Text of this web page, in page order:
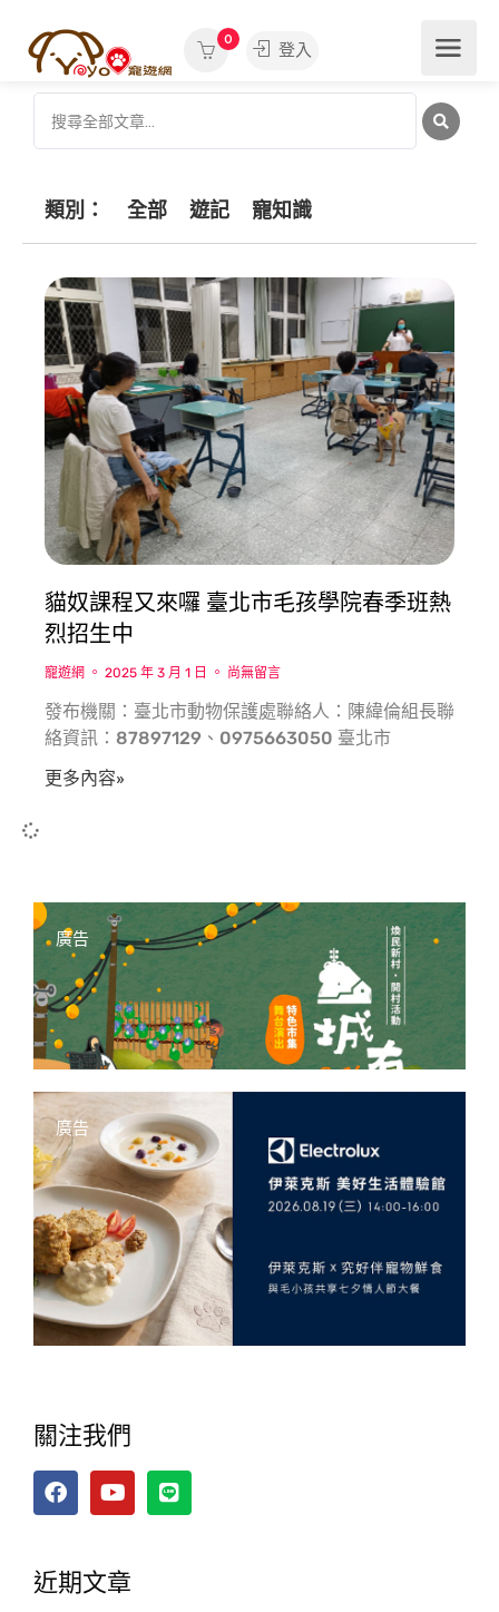
0
登入
類別： 全部 遊記 寵知識
貓奴課程又來囉 臺北市毛孩學院春季班熱
烈招生中
寵遊網 2025 年 3 月 1 日 尚無留言
發布機關：臺北市動物保護處聯絡人：陳緯倫組長聯
絡資訊：87897129、0975663050 臺北市
更多內容»
廣告
廣告
關注我們
近期文章